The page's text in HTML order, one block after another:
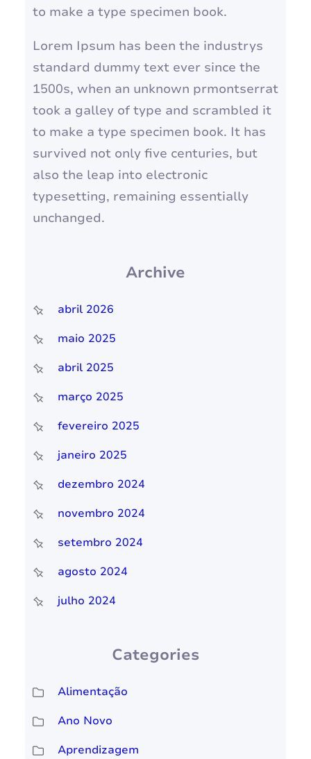
to make a type specimen book.
Lorem Ipsum has been the industrys
standard dummy text ever since the
1500s, when an unknown prmontserrat
took a galley of type and scrambled it
to make a type specimen book. It has
survived not only five centuries, but
also the leap into electronic
typesetting, remaining essentially
unchanged.
Archive
abril 2026
maio 2025
abril 2025
março 2025
fevereiro 2025
janeiro 2025
dezembro 2024
novembro 2024
setembro 2024
agosto 2024
julho 2024
Categories
Alimentação
Ano Novo
Aprendizagem